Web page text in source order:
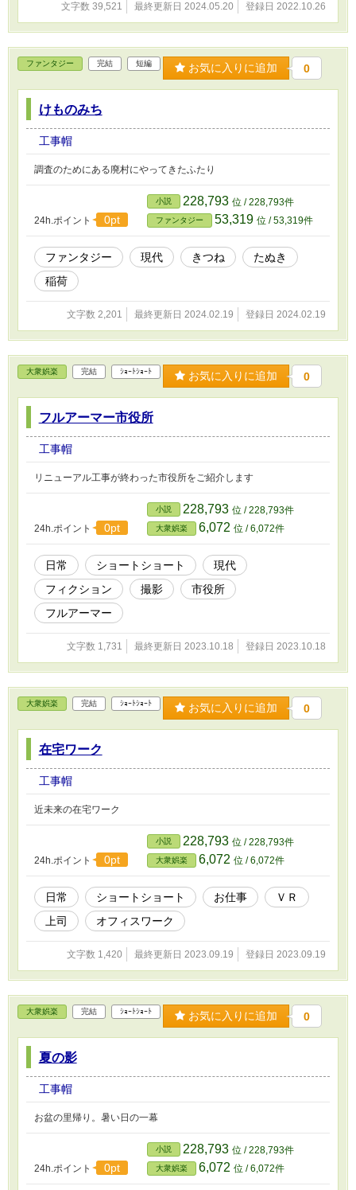
文字数 39,521 最終更新日 2024.05.20 登録日 2022.10.26
ファンタジー 完結 短編 お気に入りに追加 0
けものみち
工事帽
調査のためにある廃村にやってきたふたり
24h.ポイント 0pt
小説 228,793 位 / 228,793件
ファンタジー 53,319 位 / 53,319件
ファンタジー 現代 きつね
たぬき
稲荷
文字数 2,201 最終更新日 2024.02.19 登録日 2024.02.19
大衆娯楽 完結 ｼｮｰﾄｼｮｰﾄ お気に入りに追加 0
フルアーマー市役所
工事帽
リニューアル工事が終わった市役所をご紹介します
24h.ポイント 0pt
小説 228,793 位 / 228,793件
大衆娯楽 6,072 位 / 6,072件
日常 ショートショート
現代
フィクション
撮影
市役所
フルアーマー
文字数 1,731 最終更新日 2023.10.18 登録日 2023.10.18
大衆娯楽 完結 ｼｮｰﾄｼｮｰﾄ お気に入りに追加 0
在宅ワーク
工事帽
近未来の在宅ワーク
24h.ポイント 0pt
小説 228,793 位 / 228,793件
大衆娯楽 6,072 位 / 6,072件
日常 ショートショート お仕事
ＶＲ
上司
オフィスワーク
文字数 1,420 最終更新日 2023.09.19 登録日 2023.09.19
大衆娯楽 完結 ｼｮｰﾄｼｮｰﾄ お気に入りに追加 0
夏の影
工事帽
お盆の里帰り。暑い日の一幕
24h.ポイント 0pt
小説 228,793 位 / 228,793件
大衆娯楽 6,072 位 / 6,072件